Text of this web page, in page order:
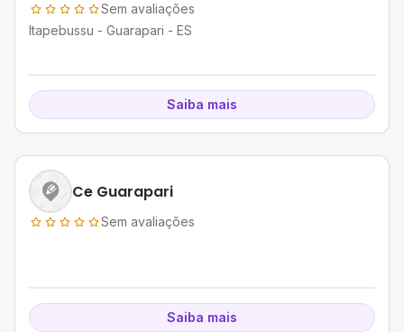
Sem avaliações
Itapebussu - Guarapari - ES
Saiba mais
Ce Guarapari
Sem avaliações
Saiba mais